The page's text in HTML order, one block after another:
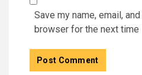
Save my name, email,
browser for the next time